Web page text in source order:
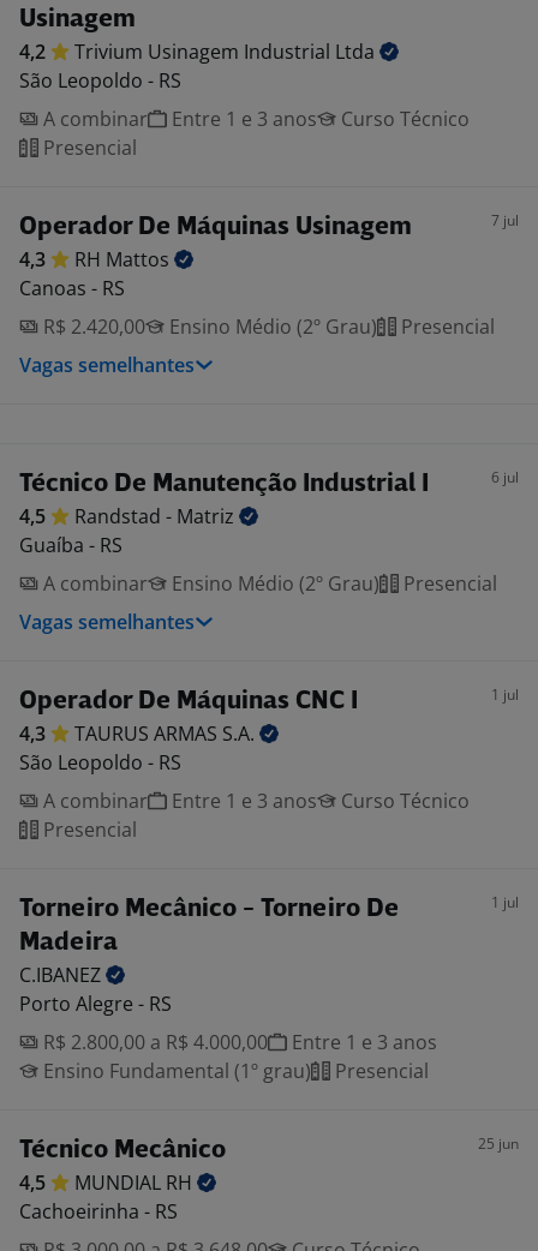
Usinagem
4,2 Trivium Usinagem Industrial Ltda
São Leopoldo - RS
A combinar
Entre 1 e 3 anos
Curso Técnico
Presencial
Operador De Máquinas Usinagem 7 jul
4,3 RH Mattos
Canoas - RS
R$ 2.420,00
Ensino Médio (2º Grau)
Presencial
Vagas semelhantes
Técnico De Manutenção Industrial I 6 jul
4,5 Randstad - Matriz
Guaíba - RS
A combinar
Ensino Médio (2º Grau)
Presencial
Vagas semelhantes
Operador De Máquinas CNC I 1 jul
4,3 TAURUS ARMAS S.A.
São Leopoldo - RS
A combinar
Entre 1 e 3 anos
Curso Técnico
Presencial
Torneiro Mecânico - Torneiro De
Madeira
1 jul
C.IBANEZ
Porto Alegre - RS
R$ 2.800,00 a R$ 4.000,00
Entre 1 e 3 anos
Ensino Fundamental (1º grau)
Presencial
Técnico Mecânico 25 jun
4,5 MUNDIAL RH
Cachoeirinha - RS